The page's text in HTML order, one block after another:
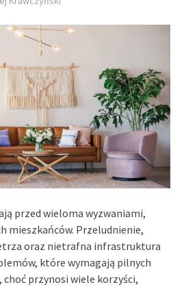
przed wieloma wyzwaniami,
mieszkańców. Przeludnienie,
oraz nietrafna infrastruktura
które wymagają pilnych
przynosi wiele korzyści,